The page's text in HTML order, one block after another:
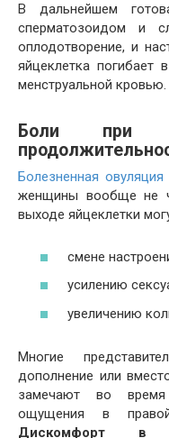
В дальнейшем
сперматозоидом и
оплодотворение, и
яйцеклетка погибает
менструальной кровью.
Боли при
Болезненная овуляция
женщины вообще не
выходе яйцеклетки
смене
усилению
увеличению
Многие
дополнение или
замечают во
ощущения в
Дискомфорт в